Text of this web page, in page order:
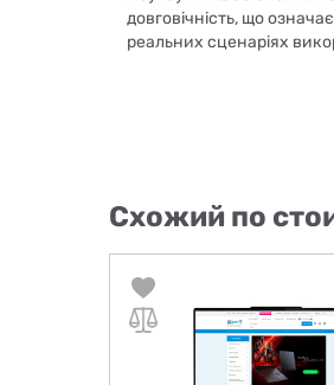
довговічність, що
реальних сценаріях
Схожий по